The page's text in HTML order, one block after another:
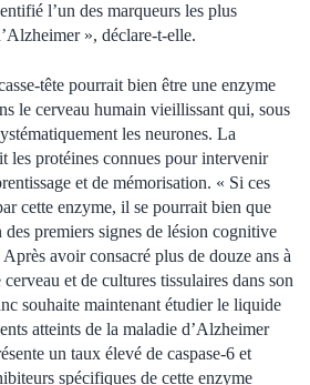
l’un des marqueurs les plus
», déclare-t-elle.
tête pourrait bien être une enzyme
le cerveau humain vieillissant qui, sous
les neurones. La
les protéines connues pour intervenir
et de mémorisation. « Si ces
cette enzyme, il se pourrait bien que
des premiers signes de lésion cognitive
avoir consacré plus de douze ans à
et de cultures tissulaires dans son
souhaite maintenant étudier le liquide
atteints de la maladie d’Alzheimer
un taux élevé de caspase-6 et
spécifiques de cette enzyme